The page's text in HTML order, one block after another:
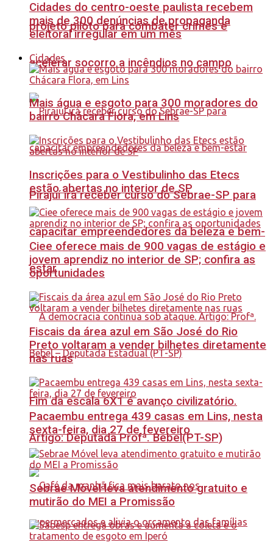
projeto piloto para combater crimes e
acelerar socorro a incêndios no campo
Pirajuí irá receber curso do Sebrae-SP para
capacitar empreendedores da beleza e bem-
estar
Fim da escala 6X1 é avanço civilizatório.
Artigo: Deputada Profª. Bebel(PT-SP)
Cidades do centro-oeste paulista recebem
mais de 300 denúncias de propaganda
eleitoral irregular em um mês
Cidades
Mais água e esgoto para 300 moradores do
bairro Chácara Flora, em Lins
Inscrições para o Vestibulinho das Etecs
estão abertas no interior de SP
Ciee oferece mais de 900 vagas de estágio e
jovem aprendiz no interior de SP; confira as
oportunidades
Fiscais da área azul em São José do Rio
Preto voltaram a vender bilhetes diretamente
nas ruas
Pacaembu entrega 439 casas em Lins, nesta
sexta-feira, dia 27 de fevereiro
Sebrae Móvel leva atendimento gratuito e
mutirão do MEI a Promissão